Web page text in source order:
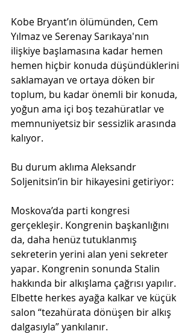
Kobe Bryant’ın ölümünden, Cem
Yılmaz ve Serenay Sarıkaya'nın
ilişkiye başlamasına kadar hemen
hemen hiçbir konuda düşündüklerini
saklamayan ve ortaya döken bir
toplum, bu kadar önemli bir konuda,
yoğun ama içi boş tezahüratlar ve
memnuniyetsiz bir sessizlik arasında
kalıyor.
Bu durum aklıma Aleksandr
Soljenitsin’in bir hikayesini getiriyor:
Moskova’da parti kongresi
gerçekleşir. Kongrenin başkanlığını
da, daha henüz tutuklanmış
sekreterin yerini alan yeni sekreter
yapar. Kongrenin sonunda Stalin
hakkında bir alkışlama çağrısı yapılır.
Elbette herkes ayağa kalkar ve küçük
salon “tezahürata dönüşen bir alkış
dalgasıyla” yankılanır.